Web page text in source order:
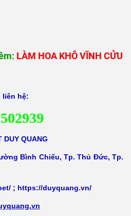
LÀM HOA KHÔ VĨNH CỬU
liên hệ:
DUY QUANG
Bình Chiểu, Tp. Thủ Đức, Tp.
; https://duyquang.vn/